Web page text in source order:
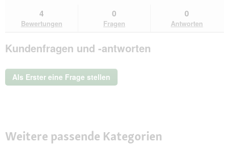
lesen
MultiFit
Katze
Adult,
mit
Lachs
und
den
Bewertungen.
durchsuchen
4
Bewertungen
0
Fragen
0
Antworten
Kundenfragen und -antworten
Als Erster eine Frage stellen
Weitere passende Kategorien